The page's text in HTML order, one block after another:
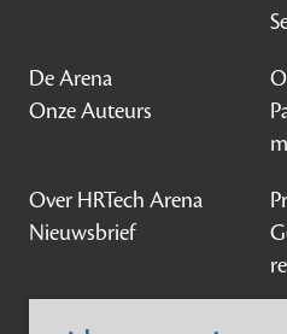
De Arena
Onze Auteurs
Over HRTech Arena
Nieuwsbrief